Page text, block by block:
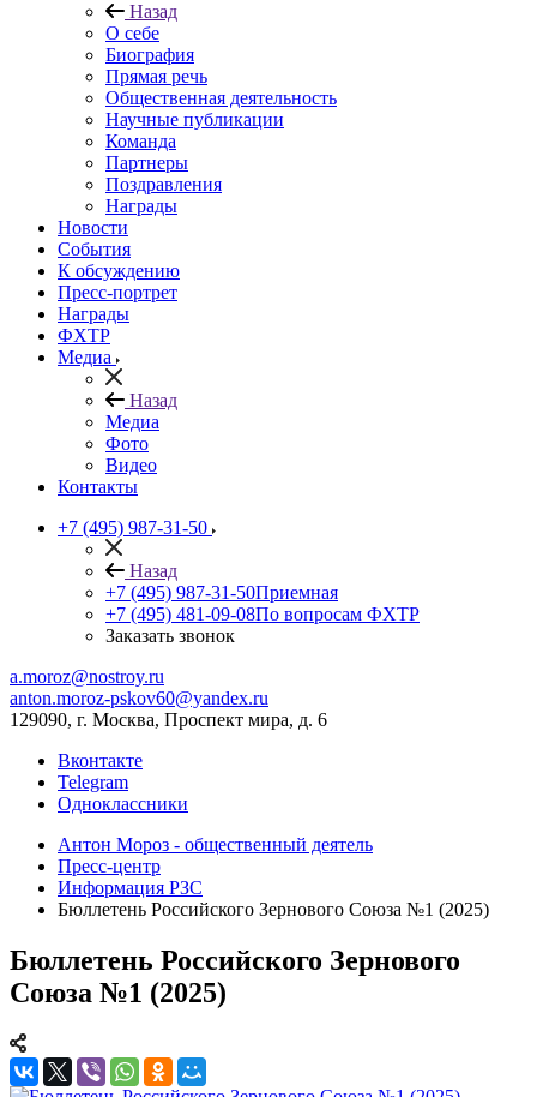
Назад
О себе
Биография
Прямая речь
Общественная деятельность
Научные публикации
Команда
Партнеры
Поздравления
Награды
Новости
События
К обсуждению
Пресс-портрет
Награды
ФХТР
Медиа
Назад
Медиа
Фото
Видео
Контакты
+7 (495) 987-31-50
Назад
+7 (495) 987-31-50Приемная
+7 (495) 481-09-08По вопросам ФХТР
Заказать звонок
a.moroz@nostroy.ru
anton.moroz-pskov60@yandex.ru
129090, г. Москва, Проспект мира, д. 6
Вконтакте
Telegram
Одноклассники
Антон Мороз - общественный деятель
Пресс-центр
Информация РЗС
Бюллетень Российского Зернового Союза №1 (2025)
Бюллетень Российского Зернового
Союза №1 (2025)